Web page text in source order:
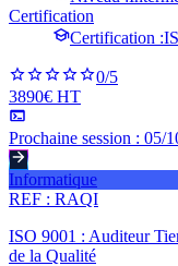
Certification
Certification :
0/5
3890€ HT
Prochaine session : 05/
Informatique
REF : RAQI
ISO 9001 : Auditeur
de la Qualité